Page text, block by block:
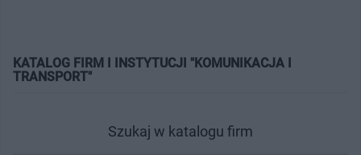
KATALOG FIRM I INSTYTUCJI "KOMUNIKACJA I
TRANSPORT"
Szukaj w katalogu firm